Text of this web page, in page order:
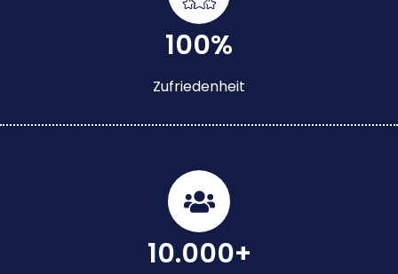
100%
Zufriedenheit
10.000+